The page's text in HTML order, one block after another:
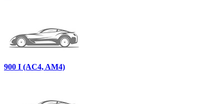
900 I (AC4, AM4)